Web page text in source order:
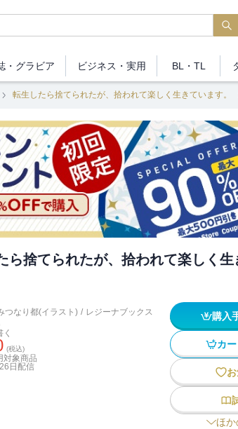
・ グラビア ビジネス ・実用 BL・TL
転生したら捨てられたが、拾われて楽しく生きています。
ら捨てられたが、拾われて楽しく生
つなり都(イラスト) / レジーナブックス
(税込)
対象商品
日 配信
購入
カ
ほか